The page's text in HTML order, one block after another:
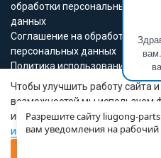
Разрешите сайту liugong-
вам уведомления на рабочий
обработки персональных
данных
Соглашение на обработку
персональных данных
Политика использования
Cookie-файлов
Все материалы данного сайта
том числе дизайн). Запрещается
числе путем копирования на другие
любое иное использование
предварительного согласия
Чтобы улучшить работу сайта
возможностей мы используем
использовать сайт вы
использования файлов cookie.